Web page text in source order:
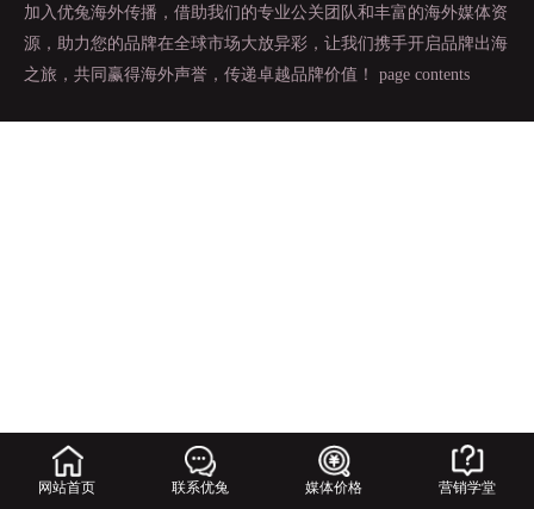
加入优兔海外传播，借助我们的专业公关团队和丰富的海外媒体资
源，助力您的品牌在全球市场大放异彩，让我们携手开启品牌出海
之旅，共同赢得海外声誉，传递卓越品牌价值！ page contents
网站首页 联系优兔 媒体价格 营销学堂